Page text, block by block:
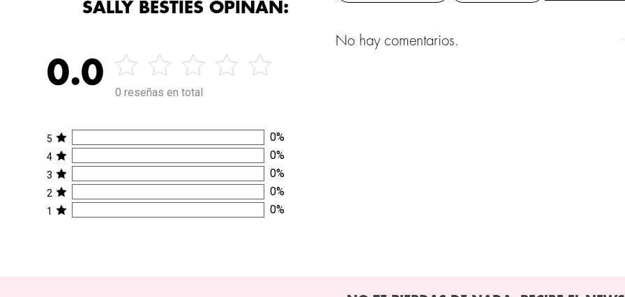
SALLY BESTIES OPINAN:
0.0
0 reseñas en total
5 0%
4 0%
3 0%
2 0%
1 0%
No hay comentarios.